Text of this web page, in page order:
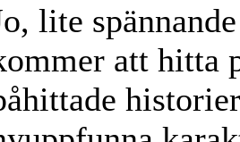
lite
att hitta